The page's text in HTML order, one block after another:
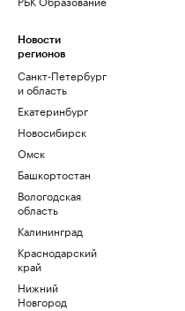
Новости
регионов
Санкт-Петербург
и область
Екатеринбург
Новосибирск
Омск
Башкортостан
Вологодская
область
Калининград
Краснодарский
край
Нижний
Новгород